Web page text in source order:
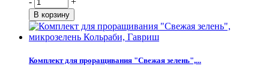
Комплект для проращивания "Свежая зелень",...